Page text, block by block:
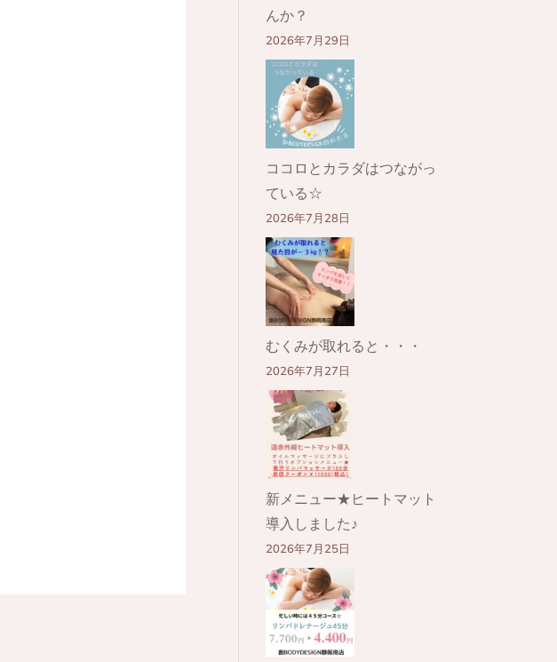
んか？
2026年7月29日
ココロとカラダはつながっ
ている☆
2026年7月28日
むくみが取れると・・・
2026年7月27日
新メニュー★ヒートマット
導入しました♪
2026年7月25日